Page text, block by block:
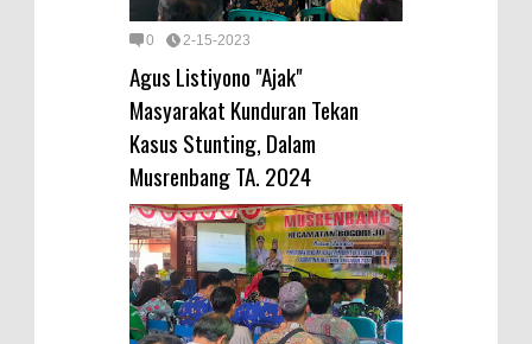
0 2-15-2023
Agus Listiyono "Ajak"
Masyarakat Kunduran Tekan
Kasus Stunting, Dalam
Musrenbang TA. 2024